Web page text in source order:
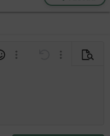
Laajennettuun
Kumoa